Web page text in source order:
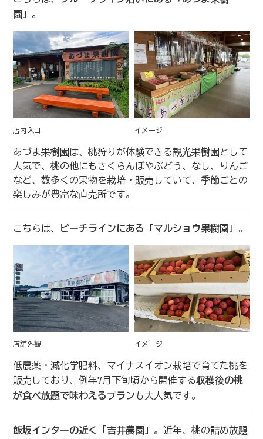
園」 。
店内入口 イメージ
あづま果樹園は、桃狩りが体験できる観光果樹園として
人気で、桃の他にもさくらんぼやぶどう、なし、りんご
など、数多くの果物を栽培・販売していて、季節ごとの
楽しみが豊富な直売所です。
こちらは、 ピーチラインにある「マルショウ果樹園」 。
店舗外観 イメージ
低農薬・減化学肥料、マイナスイオン栽培で育てた桃を
販売しており、例年7月下旬頃から開催する収穫後の桃
が食べ放題で味わえるプランも大人気です。
飯坂インターの近く 「 吉井農園」 。近年、桃の詰め放題